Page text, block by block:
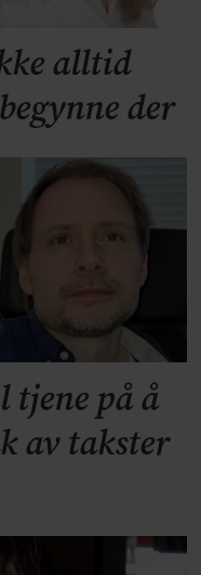
alltid
der
tjene på å
av takster